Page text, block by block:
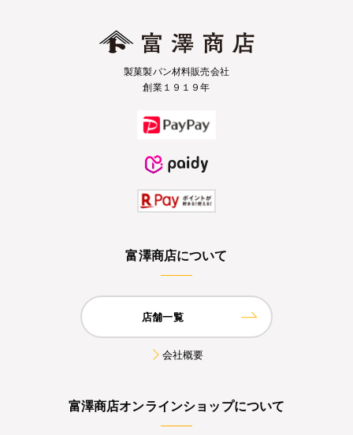
製菓製パン材料販売会社
創業１９１９年
富澤商店について
店舗一覧
会社概要
富澤商店オンラインショップについて